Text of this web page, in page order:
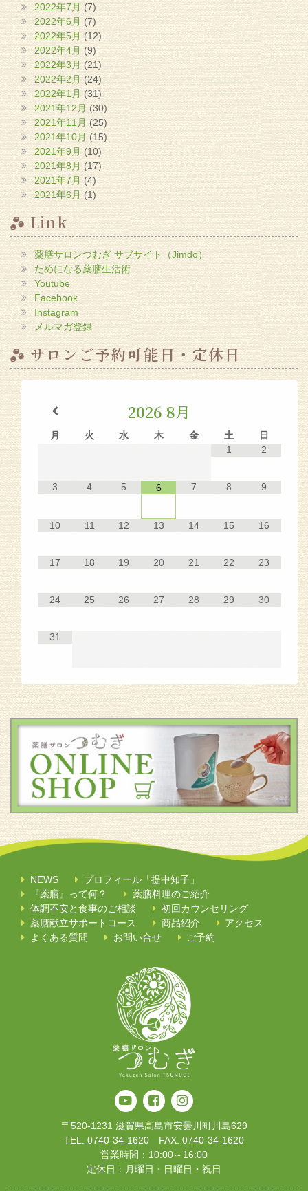
2022年7月 (7)
2022年6月 (7)
2022年5月 (12)
2022年4月 (9)
2022年3月 (21)
2022年2月(24)
2022年1月 (31)
2021年12月 (30)
2021年11月 (25)
2021年10月 (15)
2021年9月 (10)
2021年8月 (17)
2021年7月 (4)
2021年6月 (1)
Link
薬膳サロンつむぎ サブサイト（Jimdo）
ためになる薬膳生活術
Youtube
Facebook
Instagram
メルマガ登録
サロンご予約可能日・定休日
2026 8月
月 火 水 木 金 土
日
1
2
3 4 5 6 7 8 9
10 11 12 13 14 15 16
17 18 19 20 21 22 23
24 25 26 27 28 29 30
31
NEWS
プロフィール「提中知子」
『薬膳』って何？
薬膳料理のご紹介
体調不安と食事のご相談
初回カウンセリング
薬膳献立サポートコース
商品紹介
アクセス
よくある質問
お問い合せ ご予約
〒520-1231 滋賀県高島市安曇川町川島629
TEL. 0740-34-1620 FAX. 0740-34-1620
営業時間：10:00～16:00
定休日：月曜日・日曜日・祝日